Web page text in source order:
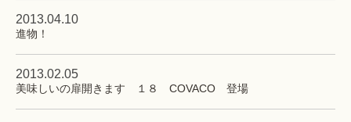
2013.04.10
進物！
2013.02.05
美味しいの扉開きます １８ COVACO 登場